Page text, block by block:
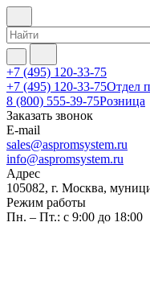
+7 (495) 120-33-75
+7 (495) 120-33-75Отдел
8 (800) 555-39-75Розница
Заказать звонок
E-mail
sales@aspromsystem.ru
info@aspromsystem.ru
Адрес
105082, г. Москва,
Режим работы
Пн. – Пт.: с 9:00 до 18:00